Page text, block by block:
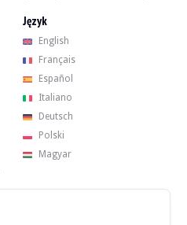
Język
English
Français
Español
Italiano
Deutsch
Polski
Magyar